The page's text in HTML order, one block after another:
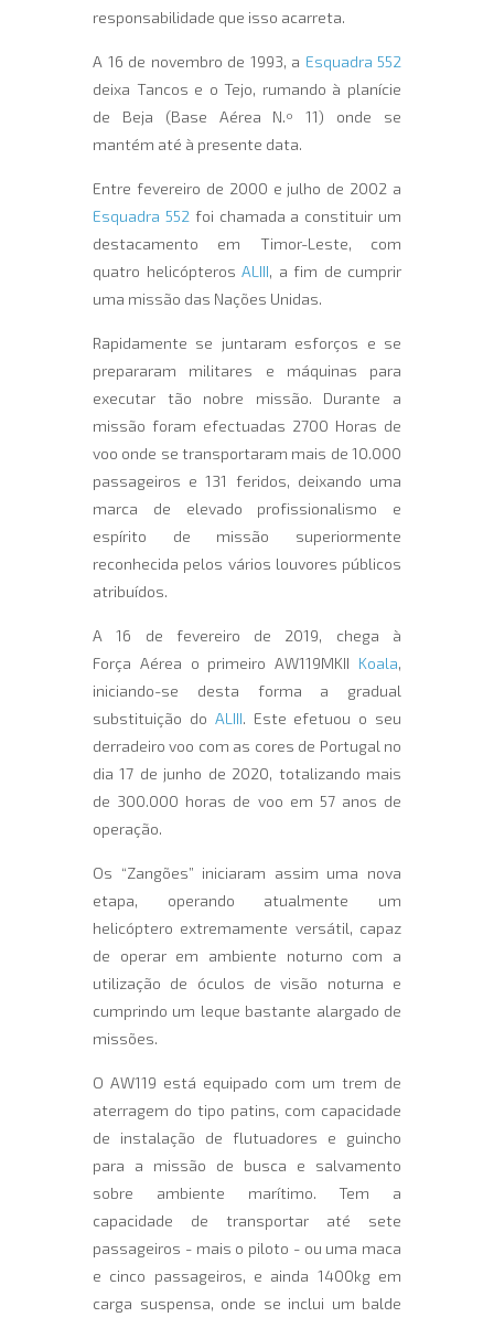
responsabilidade que isso acarreta.
A 16 de novembro de 1993, a Esquadra 552
deixa Tancos e o Tejo, rumando à planície
de Beja (Base Aérea N.º 11) onde se
mantém até à presente data.
Entre fevereiro de 2000 e julho de 2002 a
Esquadra 552 foi chamada a constituir um
destacamento em Timor-Leste, com
quatro helicópteros ALIII, a fim de cumprir
uma missão das Nações Unidas.
Rapidamente se juntaram esforços e se
prepararam militares e máquinas para
executar tão nobre missão. Durante a
missão foram efectuadas 2700 Horas de
voo onde se transportaram mais de 10.000
passageiros e 131 feridos, deixando uma
marca de elevado profissionalismo e
espírito de missão superiormente
reconhecida pelos vários louvores públicos
atribuídos.
A 16 de fevereiro de 2019, chega à
Força Aérea o primeiro AW119MKII Koala,
iniciando-se desta forma a gradual
substituição do ALIII. Este efetuou o seu
derradeiro voo com as cores de Portugal no
dia 17 de junho de 2020, totalizando mais
de 300.000 horas de voo em 57 anos de
operação.
Os “Zangões” iniciaram assim uma nova
etapa, operando atualmente um
helicóptero extremamente versátil, capaz
de operar em ambiente noturno com a
utilização de óculos de visão noturna e
cumprindo um leque bastante alargado de
missões.
O AW119 está equipado com um trem de
aterragem do tipo patins, com capacidade
de instalação de flutuadores e guincho
para a missão de busca e salvamento
sobre ambiente marítimo. Tem a
capacidade de transportar até sete
passageiros - mais o piloto - ou uma maca
e cinco passageiros, e ainda 1400kg em
carga suspensa, onde se inclui um balde